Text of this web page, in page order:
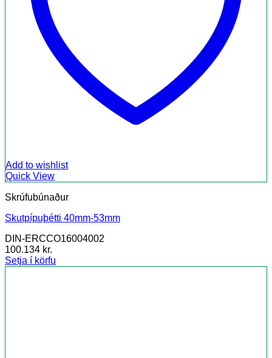
Add to wishlist
Quick View
Skrúfubúnaður
Skutpípuþétti 40mm-53mm
DIN-ERCCO16004002
100.134 kr.
Setja í körfu